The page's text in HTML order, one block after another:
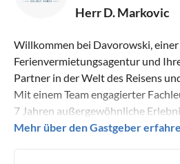
Herr D. Markovic
Willkommen bei Davorowski,
Ferienvermietungsagentur und
Partner in der Welt des Reisens
Mit einem Team engagierter
7 Jahren außergewöhnliche
an. Unsere Reise im Gastgewerbe
Mehr über den Gastgeber